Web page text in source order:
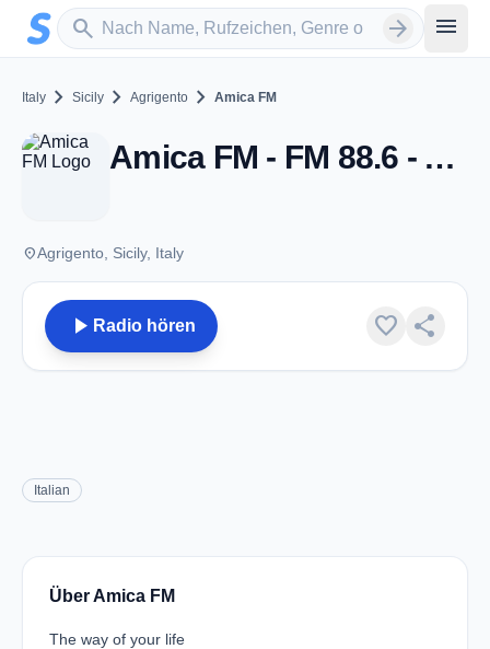
Zum Hauptinhalt springen
search
Sender suchen arrow_forward menu
Italy chevron_right Sicily chevron_right Agrigento chevron_right Amica FM
Amica FM - FM 88.6 - Agrigento
placeAgrigento, Sicily, Italy
play_arrow Radio hören favorite share
Italian
Über Amica FM
The way of your life